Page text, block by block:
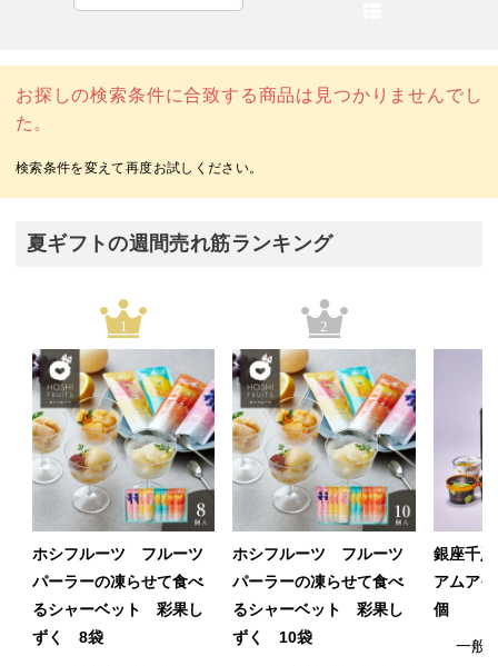
お探しの検索条件に合致する商品は見つかりませんでし
た。
夏ギフトの週間売れ筋ランキング
1
ホシフルーツ フルーツ
パーラーの凍らせて食べ
るシャーベット 彩果し
ずく 8袋
2
ホシフルーツ フルーツ
パーラーの凍らせて食べ
るシャーベット 彩果し
ずく 10袋
銀座千
アムア
個
一般